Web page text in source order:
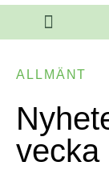
ALLMÄNT
vecka